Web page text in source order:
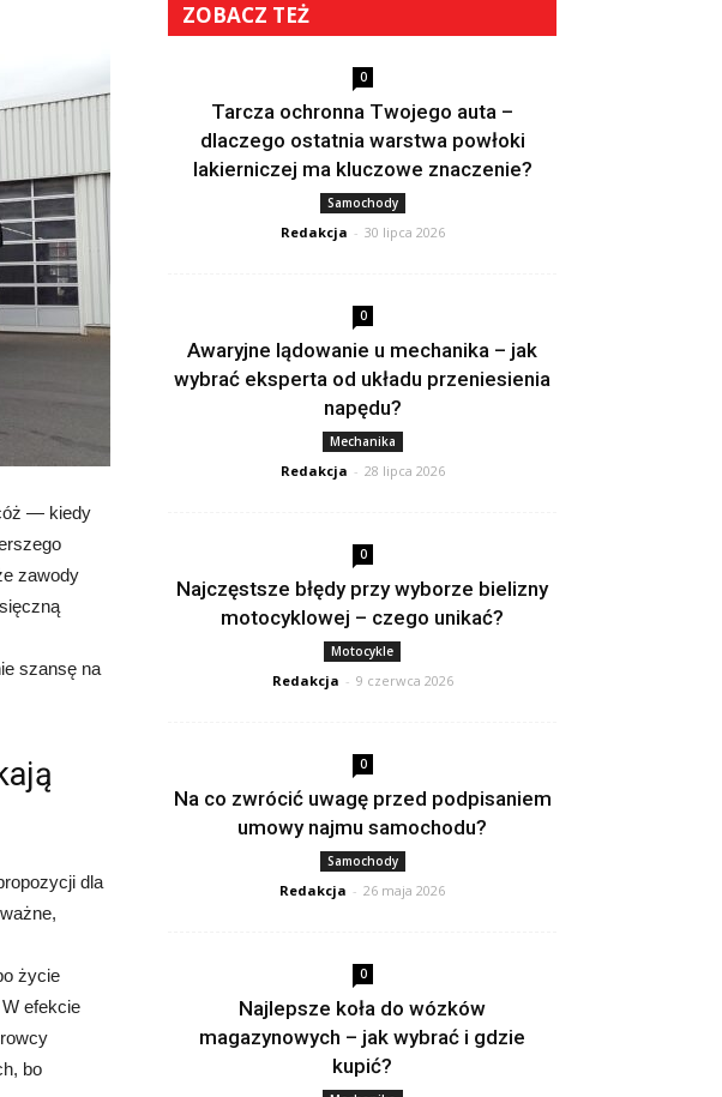
— kiedy
zawody
szansę na
dla
życie
efekcie
bo
ZOBACZ TEŻ
0
Tarcza ochronna Twojego auta –
dlaczego ostatnia warstwa powłoki
lakierniczej ma kluczowe znaczenie?
Samochody
Redakcja - 30 lipca 2026
0
Awaryjne lądowanie u mechanika – jak
wybrać eksperta od układu przeniesienia
napędu?
Mechanika
Redakcja - 28 lipca 2026
0
Najczęstsze błędy przy wyborze bielizny
motocyklowej – czego unikać?
Motocykle
Redakcja - 9 czerwca 2026
0
Na co zwrócić uwagę przed podpisaniem
umowy najmu samochodu?
Samochody
Redakcja - 26 maja 2026
0
Najlepsze koła do wózków
magazynowych – jak wybrać i gdzie
kupić?